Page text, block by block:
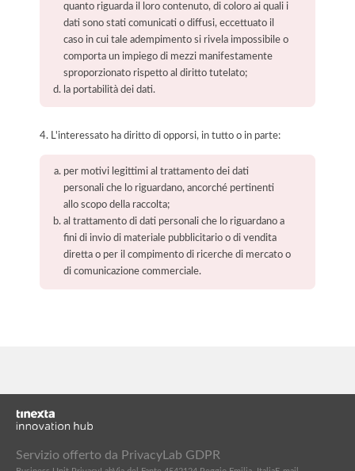
quanto riguarda il loro contenuto, di coloro ai quali i
dati sono stati comunicati o diffusi, eccettuato il
caso in cui tale adempimento si rivela impossibile o
comporta un impiego di mezzi manifestamente
sproporzionato rispetto al diritto tutelato;
la portabilità dei dati.
4. L'interessato ha diritto di opporsi, in tutto o in parte:
per motivi legittimi al trattamento dei dati
personali che lo riguardano, ancorché pertinenti
allo scopo della raccolta;
al trattamento di dati personali che lo riguardano a
fini di invio di materiale pubblicitario o di vendita
diretta o per il compimento di ricerche di mercato o
di comunicazione commerciale.
Servizio offerto da PrivacyLab GDPR